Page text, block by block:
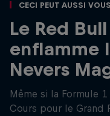
Ceci peut aussi
Le Red
enflamme
Nevers
Même si la Formule
Cours pour le Grand